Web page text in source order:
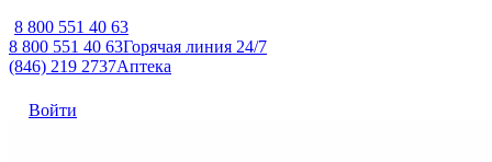
8 800 551 40 63
8 800 551 40 63Горячая линия 24/7
(846) 219 2737Аптека
Войти